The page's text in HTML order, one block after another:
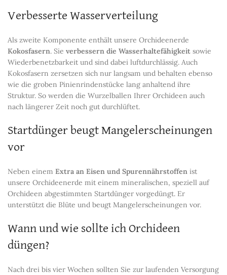
Verbesserte Wasserverteilung
Als zweite Komponente enthält unsere Orchideenerde
Kokosfasern. Sie verbessern die Wasserhaltefähigkeit sowie
Wiederbenetzbarkeit und sind dabei luftdurchlässig. Auch
Kokosfasern zersetzen sich nur langsam und behalten ebenso
wie die groben Pinienrindenstücke lang anhaltend ihre
Struktur. So werden die Wurzelballen Ihrer Orchideen auch
nach längerer Zeit noch gut durchlüftet.
Startdünger beugt Mangelerscheinungen
vor
Neben einem Extra an Eisen und Spurennährstoffen ist
unsere Orchideenerde mit einem mineralischen, speziell auf
Orchideen abgestimmten Startdünger vorgedüngt. Er
unterstützt die Blüte und beugt Mangelerscheinungen vor.
Wann und wie sollte ich Orchideen
düngen?
Nach drei bis vier Wochen sollten Sie zur laufenden Versorgung